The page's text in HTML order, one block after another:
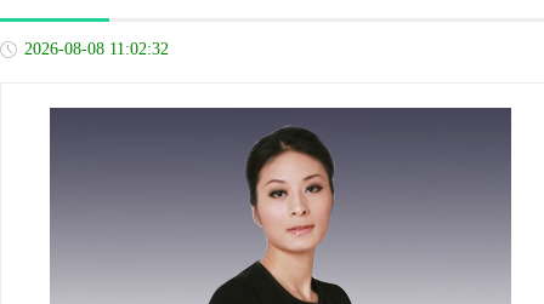
2026-08-08 11:02:33